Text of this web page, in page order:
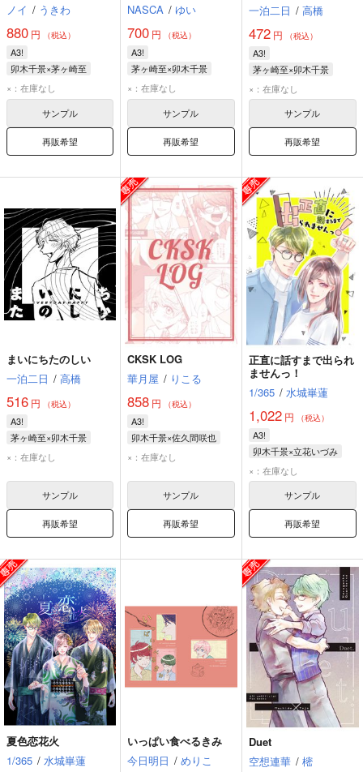
ノイ / うきわ
880 円 （税込）
A3!
卯木千景×茅ヶ崎至
茅ヶ崎至
×：在庫なし
サンプル
再販希望
NASCA / ゆい
700 円 （税込）
A3!
茅ヶ崎至×卯木千景
茅ヶ崎至
×：在庫なし
サンプル
再販希望
一泊二日 / 高橋
472円 （税込）
A3!
茅ヶ崎至×卯木千景
茅ヶ崎至
×：在庫なし
サンプル
再販希望
まいにちたのしい
一泊二日 / 高橋
516 円 （税込）
A3!
茅ヶ崎至×卯木千景
茅ヶ崎至
×：在庫なし
サンプル
再販希望
CKSK LOG
華月屋 / りこる
858 円 （税込）
A3!
卯木千景×佐久間咲也
卯木千景
×：在庫なし
サンプル
再販希望
正直に話すまで出られ
ませんっ！
1/365 / 水城崋蓮
1,022円 （税込）
A3!
卯木千景×立花いづみ
卯木千景
×：在庫なし
サンプル
再販希望
夏色恋花火
1/365 / 水城崋蓮
いっぱい食べるきみ
今日明日 / めりこ
Duet
空想連華 / 樒